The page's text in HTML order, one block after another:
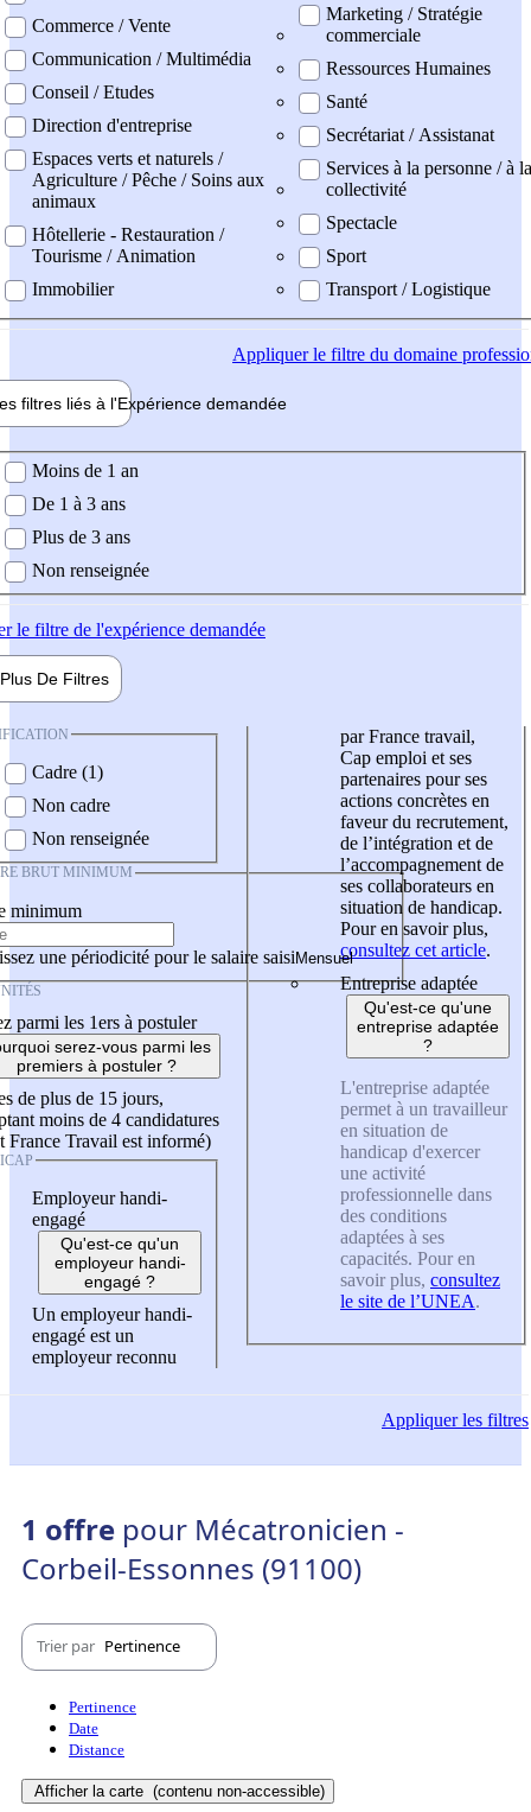
Commerce / Vente
Communication / Multimédia
Conseil / Etudes
Direction d'entreprise
Espaces verts et naturels /
Agriculture / Pêche / Soins aux
animaux
Hôtellerie - Restauration /
Tourisme / Animation
Immobilier
Marketing / Stratégie
commerciale
Ressources Humaines
Santé
Secrétariat / Assistanat
Services à la personne / à la
collectivité
Spectacle
Sport
Transport / Logistique
Appliquerle filtre du domaine
filtres liés à l'Expérience demandée
demandée
Moins de 1 an
De 1 à 3 ans
Plus de 3 ans
Non renseignée
le filtre de l'expérience demandée
Plus De Filtres
Cadre (1)
Non cadre
Non renseignée
BRUT MINIMUM
minimum
une périodicité pour le salaire saisi
parmi les 1ers à postuler
serez-vous parmi les
premiers à postuler ?
de plus de 15 jours,
moins de 4 candidatures
France Travail est informé)
Employeur handi-
engagé
Qu'est-ce qu'un
employeur handi-
engagé ?
Un employeur handi-
engagé est un
employeur reconnu
par France travail,
Cap emploi et ses
partenaires pour ses
actions concrètes en
faveur du recrutement,
de l’intégration et de
l’accompagnement de
ses collaborateurs en
situation de handicap.
Pour en savoir plus,
consultez cet article.
Entreprise adaptée
Qu'est-ce qu'une
entreprise adaptée
?
L'entreprise adaptée
permet à un travailleur
en situation de
handicap d'exercer
une activité
professionnelle dans
des conditions
adaptées à ses
capacités. Pour en
savoir plus, consultez
le site de l’UNEA.
Appliquerles filtres
1 offre pour Mécatronicien -
Corbeil-Essonnes (91100)
Trier par Pertinence
Pertinence
Date
Distance
Afficher la carte (contenu non-accessible)